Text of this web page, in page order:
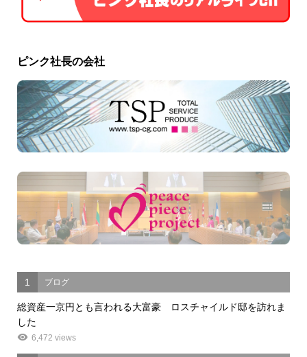
ピンク社長の会社
1 ブログ
総資産一京円とも言われる大富豪 ロスチャイルド邸を訪れま
した
6,472 views